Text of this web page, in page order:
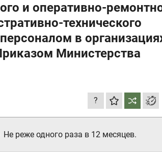
и оперативно-
технического
в
Министерства
?
Не реже одного раза в 12 месяцев.